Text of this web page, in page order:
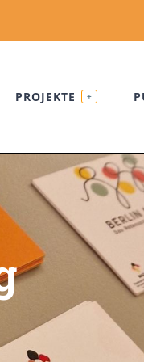
PROJEKTE +